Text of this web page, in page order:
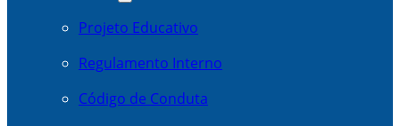
Projeto Educativo
Regulamento Interno
Código de Conduta